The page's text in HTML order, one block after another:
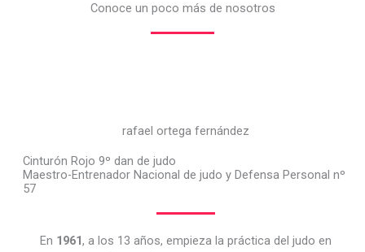
Conoce un poco más de nosotros
rafael ortega fernández
Cinturón Rojo 9º dan de judo
Maestro-Entrenador Nacional de judo y Defensa Personal nº
57
En 1961, a los 13 años, empieza la práctica del judo en